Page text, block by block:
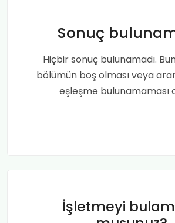
Sonuç
Hiçbir sonuç bulunamadı.
bölümün boş olması veya
eşleşme bulunamaması
İşletmeyi